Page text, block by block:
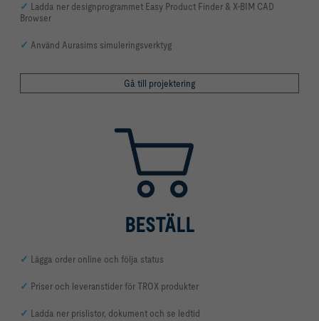
✓ Ladda ner designprogrammet Easy Product Finder & X-BIM CAD
Browser
✓ Använd Aurasims simuleringsverktyg
Gå till projektering
BESTÄLL
✓ Lägga order online och följa status
✓ Priser och leveranstider för TROX produkter
✓ Ladda ner prislistor, dokument och se ledtid